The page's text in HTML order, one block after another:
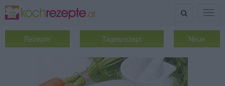
Suche
Rezepte Tagesrezept Neue